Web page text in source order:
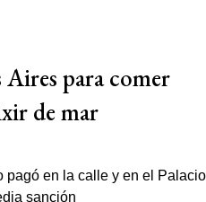
Aires para comer
de mar